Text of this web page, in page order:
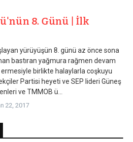
8. Günü | İlk
yürüyüşün 8. günü az önce sona
bastıran yağmura rağmen devam
birlikte halaylarla coşkuyu
Partisi heyeti ve SEP lideri Güneş
ve TMMOB ü...
22, 2017